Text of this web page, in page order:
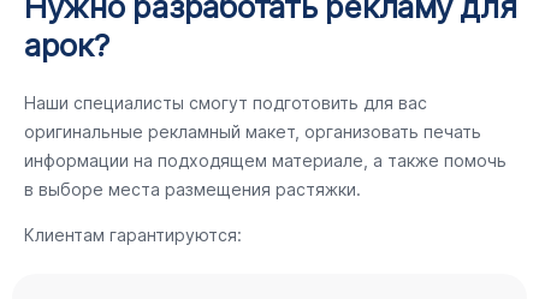
арок?
Наши специалисты смогут подготовить для вас
оригинальные рекламный макет, организовать печать
информации на подходящем материале, а также помочь
в выборе места размещения растяжки.
Клиентам гарантируются: